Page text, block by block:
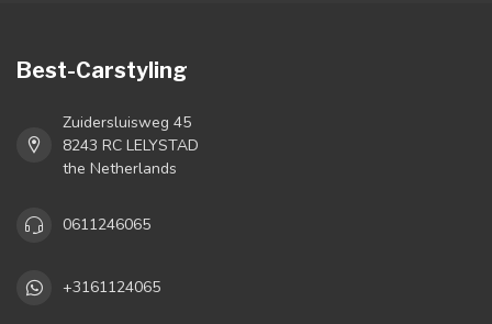
Best-Carstyling
Zuidersluisweg 45
8243 RC LELYSTAD
the Netherlands
0611246065
+3161124065